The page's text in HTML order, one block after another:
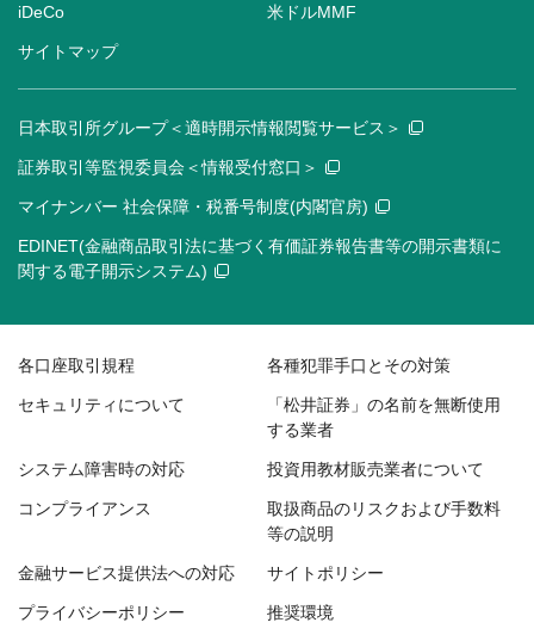
iDeCo 米ドルMMF
サイトマップ
日本取引所グループ＜適時開示情報閲覧サービス＞
証券取引等監視委員会＜情報受付窓口＞
マイナンバー 社会保障・税番号制度(内閣官房)
EDINET(金融商品取引法に基づく有価証券報告書等の開示書類に
関する電子開示システム)
各口座取引規程 各種犯罪手口とその対策
セキュリティについて
「松井証券」の名前を無断使用
する業者
システム障害時の対応 投資用教材販売業者について
コンプライアンス
取扱商品のリスクおよび手数料
等の説明
金融サービス提供法への対応 サイトポリシー
プライバシーポリシー 推奨環境